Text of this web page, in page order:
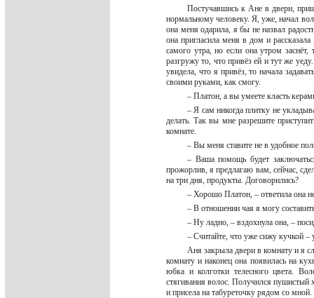
Постучавшись к Ане в двери,
нормальному человеку. Я, уже, начал
она меня одарила, я бы не назвал
она пригласила меня в дом и
самого утра, но если она утром заснёт,
разгружу то, что привёз ей и тут же
увидела, что я привёз, то начала
своими руками, как смогу.
– Платон, а вы умеете класть
– Я сам никогда плитку не
делать. Так вы мне разрешите
комнате.
– Вы меня ставите не в удобное
– Ваша помощь будет
прожорлив, я предлагаю вам, сейчас,
на три дня, продукты. Договорились?
– Хорошо Платон, – ответила она
– В отношении чая я могу
– Ну ладно, – вздохнула она, –
– Считайте, что уже сижу кучкой –
Аня закрыла двери в комнату и я
комнату и наконец она появилась на
юбка и колготки телесного цвета.
стягивания волос. Получился пушистый
и присела на табуреточку рядом со